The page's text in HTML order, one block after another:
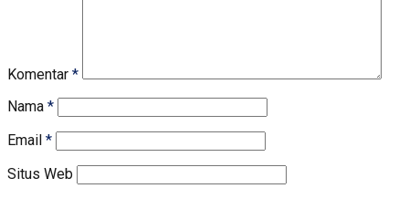
Komentar *
Nama *
Email *
Situs Web